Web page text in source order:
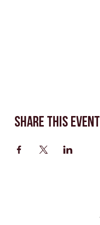
Share This Event